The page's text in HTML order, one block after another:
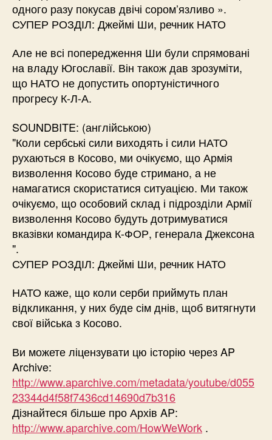
одного разу покусав двічі сором’язливо ».
СУПЕР РОЗДІЛ: Джеймі Ши, речник НАТО
Але не всі попередження Ши були спрямовані
на владу Югославії. Він також дав зрозуміти,
що НАТО не допустить опортуністичного
прогресу К-Л-А.
SOUNDBITE: (англійською)
"Коли сербські сили виходять і сили НАТО
рухаються в Косово, ми очікуємо, що Армія
визволення Косово буде стримано, а не
намагатися скористатися ситуацією. Ми також
очікуємо, що особовий склад і підрозділи Армії
визволення Косово будуть дотримуватися
вказівки командира К-ФОР, генерала Джексона
".
СУПЕР РОЗДІЛ: Джеймі Ши, речник НАТО
НАТО каже, що коли серби приймуть план
відкликання, у них буде сім днів, щоб витягнути
свої війська з Косово.
Ви можете ліцензувати цю історію через AP
Archive:
http://www.aparchive.com/metadata/youtube/d055
23344d4f58f7436cd14690d7b316
Дізнайтеся більше про Архів AP:
http://www.aparchive.com/HowWeWork .